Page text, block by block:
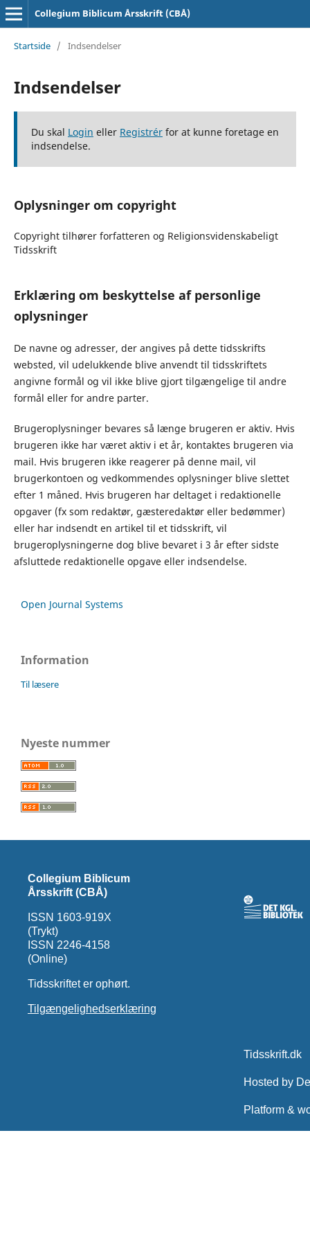
Collegium Biblicum Årsskrift (CBÅ)
Startside / Indsendelser
Indsendelser
Du skal Login eller Registrérfor at kunne foretage en
indsendelse.
Oplysninger om copyright
Copyright tilhører forfatteren og Religionsvidenskabeligt
Tidsskrift
Erklæring om beskyttelse af personlige
oplysninger
De navne og adresser, der angives på dette tidsskrifts
websted, vil udelukkende blive anvendt til tidsskriftets
angivne formål og vil ikke blive gjort tilgængelige til andre
formål eller for andre parter.
Brugeroplysninger bevares så længe brugeren er aktiv. Hvis
brugeren ikke har været aktiv i et år, kontaktes brugeren via
mail. Hvis brugeren ikke reagerer på denne mail, vil
brugerkontoen og vedkommendes oplysninger blive slettet
efter 1 måned. Hvis brugeren har deltaget i redaktionelle
opgaver (fx som redaktør, gæsteredaktør eller bedømmer)
eller har indsendt en artikel til et tidsskrift, vil
brugeroplysningerne dog blive bevaret i 3 år efter sidste
afsluttede redaktionelle opgave eller indsendelse.
Open Journal Systems
Information
Til læsere
Nyeste nummer
Collegium Biblicum
Årsskrift (CBÅ)
ISSN 1603-919X
(Trykt)
ISSN 2246-4158
(Online)
Tidsskriftet er ophørt.
Tilgængelighedserklæring